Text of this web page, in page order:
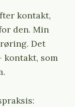
kontakt,
den. Min
Det
kontakt, som